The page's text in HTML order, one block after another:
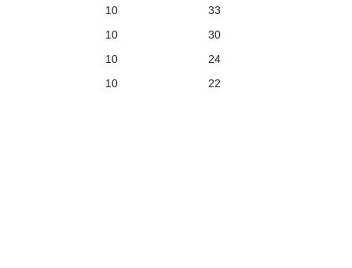
10
33
10
30
10
24
10
22